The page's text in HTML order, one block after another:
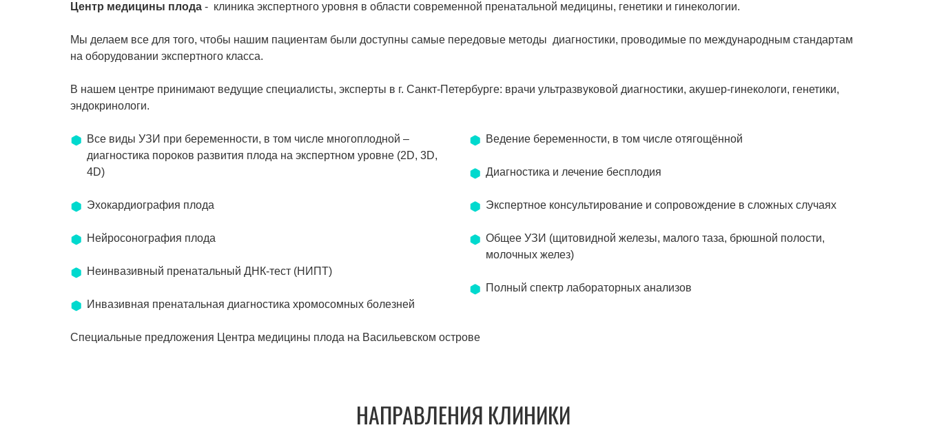
Центр медицины плода - клиника экспертного уровня в области современной пренатальной медицины, генетики и гинекологии.
Мы делаем все для того, чтобы нашим пациентам были доступны самые передовые методы диагностики, проводимые по международным стандартам
на оборудовании экспертного класса.
В нашем центре принимают ведущие специалисты, эксперты в г. Санкт-Петербурге: врачи ультразвуковой диагностики, акушер-гинекологи, генетики,
эндокринологи.
Все виды УЗИ при беременности, в том числе многоплодной –
диагностика пороков развития плода на экспертном уровне (2D, 3D,
4D)
Эхокардиография плода
Нейросонография плода
Неинвазивный пренатальный ДНК-тест (НИПТ)
Инвазивная пренатальная диагностика хромосомных болезней
Ведение беременности, в том числе отягощённой
Диагностика и лечение бесплодия
Экспертное консультирование и сопровождение в сложных случаях
Общее УЗИ (щитовидной железы, малого таза, брюшной полости,
молочных желез)
Полный спектр лабораторных анализов
Специальные предложения Центра медицины плода на Васильевском острове
НАПРАВЛЕНИЯ КЛИНИКИ